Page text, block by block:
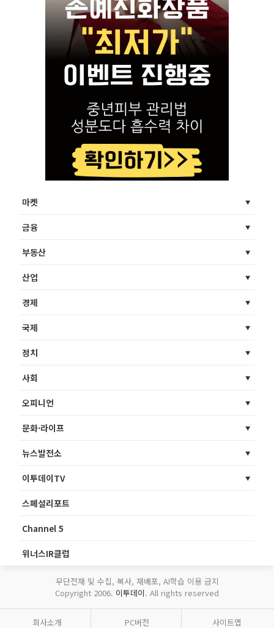
마켓
금융
부동산
산업
경제
국제
정치
사회
오피니언
문화·라이프
뉴스발전소
이투데이TV
스페셜리포트
Channel 5
위너스IR클럽
무단전재 및 수집, 복사, 재배포, AI학습 이용 금지
Copyright 2006. 이투데이. All rights reserved
회사소개 PC버전 사이트맵